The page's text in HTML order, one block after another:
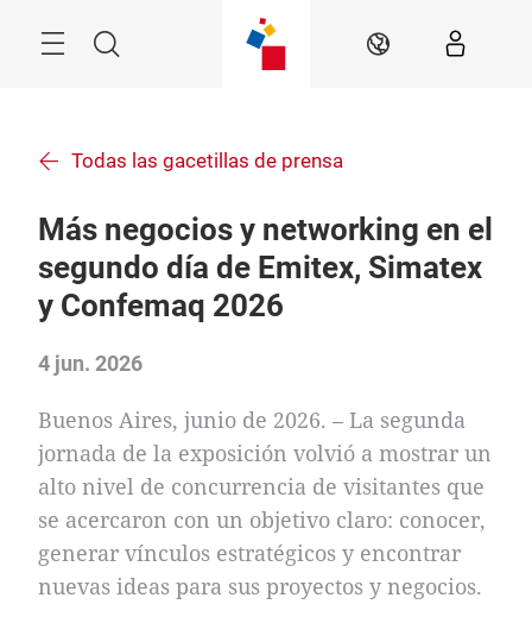
Buscar ES
Todas las gacetillas de prensa
Más negocios y networking en el
segundo día de Emitex, Simatex
y Confemaq 2026
4 jun. 2026
Buenos Aires, junio de 2026. – La segunda
jornada de la exposición volvió a mostrar un
alto nivel de concurrencia de visitantes que
se acercaron con un objetivo claro: conocer,
generar vínculos estratégicos y encontrar
nuevas ideas para sus proyectos y negocios.